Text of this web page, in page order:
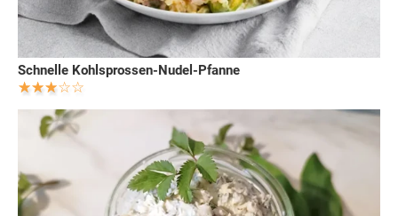
Schnelle Kohlsprossen-Nudel-Pfanne